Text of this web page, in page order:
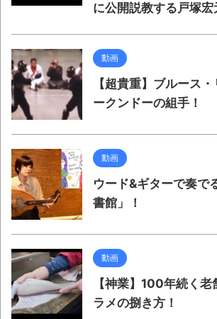
に公開説教する戸塚宏
動画
【超貴重】ブルース
ークンドーの組手！
動画
ウード&ギターで奏で
書館」！
動画
【神業】100年続く老
ラメの捌き方！